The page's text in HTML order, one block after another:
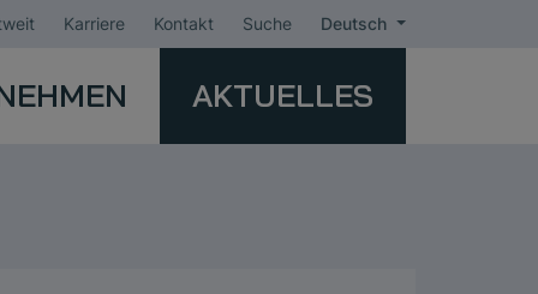
Karriere Kontakt Suche Deutsch
AKTUELLES